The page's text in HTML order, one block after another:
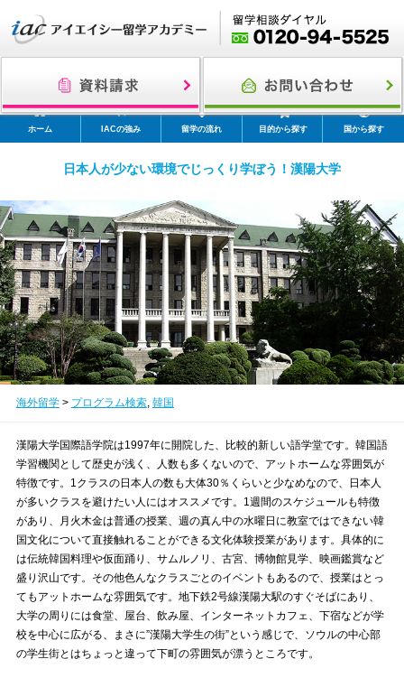
ホーム IACの強み 留学の流れ 目的から探す 国から探す
日本人が少ない環境でじっくり学ぼう！漢陽大学
海外留学> プログラム検索, 韓国
漢陽大学国際語学院は1997年に開院した、比較的新しい語学堂です。韓国語
学習機関として歴史が浅く、人数も多くないので、アットホームな雰囲気が
特徴です。1クラスの日本人の数も大体30％くらいと少なめなので、日本人
が多いクラスを避けたい人にはオススメです。1週間のスケジュールも特徴
があり、月火木金は普通の授業、週の真ん中の水曜日に教室ではできない韓
国文化について直接触れることができる文化体験授業があります。具体的に
は伝統韓国料理や仮面踊り、サムルノリ、古宮、博物館見学、映画鑑賞など
盛り沢山です。その他色んなクラスごとのイベントもあるので、授業はとっ
てもアットホームな雰囲気です。地下鉄2号線漢陽大駅のすぐそばにあり、
大学の周りには食堂、屋台、飲み屋、インターネットカフェ、下宿などが学
校を中心に広がる、まさに”漢陽大学生の街”という感じで、ソウルの中心部
の学生街とはちょっと違って下町の雰囲気が漂うところです。